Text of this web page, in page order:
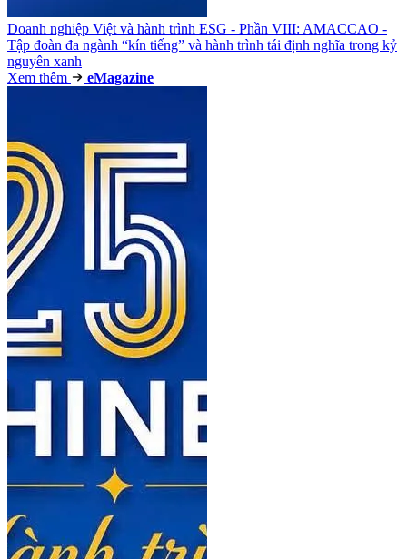
Doanh nghiệp Việt và hành trình ESG - Phần VIII: AMACCAO -
Tập đoàn đa ngành “kín tiếng” và hành trình tái định nghĩa trong kỷ
nguyên xanh
Xem thêm
eMagazine